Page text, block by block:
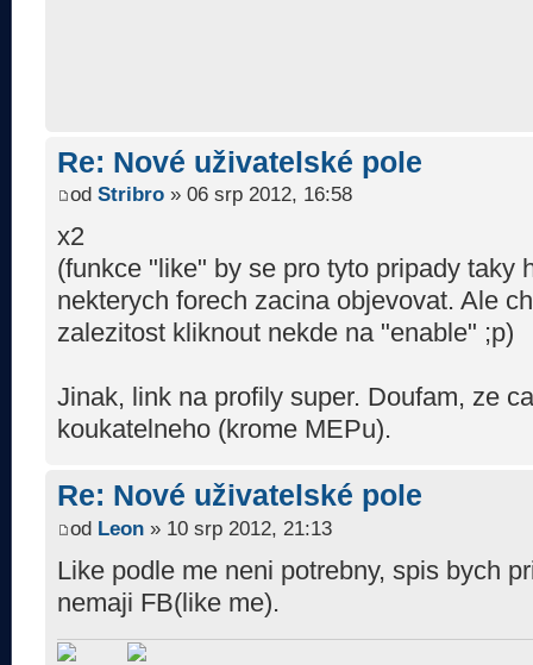
Re: Nové uživatelské pole
od Stribro » 06 srp 2012, 16:58
x2
(funkce "like" by se pro tyto pripady taky
nekterych forech zacina objevovat. Ale
zalezitost kliknout nekde na "enable" ;p)
Jinak, link na profily super. Doufam, ze
koukatelneho (krome MEPu).
Re: Nové uživatelské pole
od Leon » 10 srp 2012, 21:13
Like podle me neni potrebny, spis bych
nemaji FB(like me).